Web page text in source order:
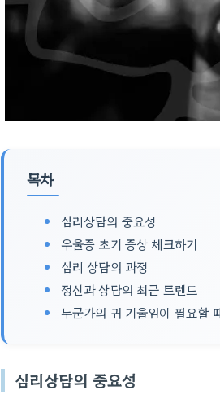
목차
심리상담의 중요성
우울증 초기 증상 체크하기
심리 상담의 과정
정신과 상담의 최근 트렌드
누군가의 귀 기울임이 필요할
심리상담의 중요성